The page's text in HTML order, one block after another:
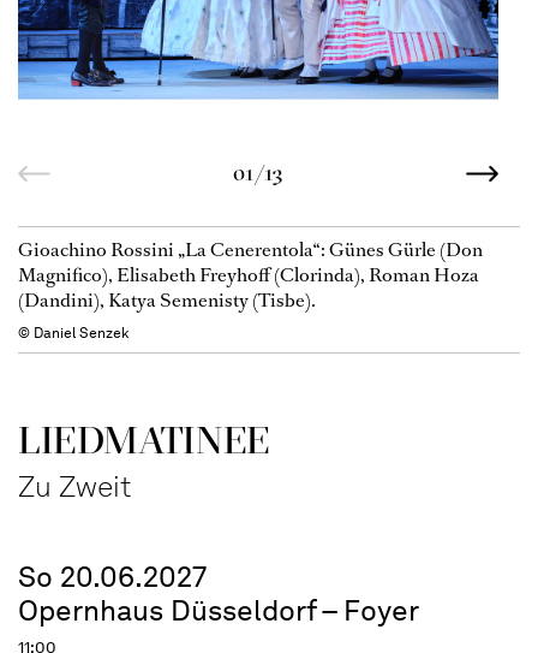
01/13
Gioachino Rossini „La Cenerentola“: Günes Gürle (Don
Magnifico), Elisabeth Freyhoff (Clorinda), Roman Hoza
(Dandini), Katya Semenisty (Tisbe).
© Daniel Senzek
LIEDMATINEE
Zu Zweit
So 20.06.2027
Opernhaus Düsseldorf – Foyer
11:00